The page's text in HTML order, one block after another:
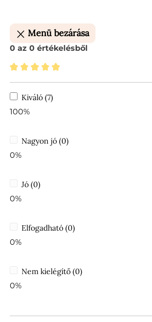
Menü bezárása
0 az 0 értékelésből
Átlagos értékelés 5 a 5 csillagból
Kiváló (7)
100%
Nagyon jó (0)
0%
Jó (0)
0%
Elfogadható (0)
0%
Nem kielégítő (0)
0%